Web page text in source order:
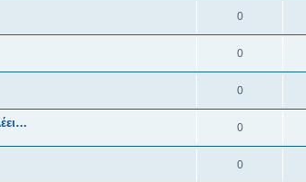
0
0
0
0
0